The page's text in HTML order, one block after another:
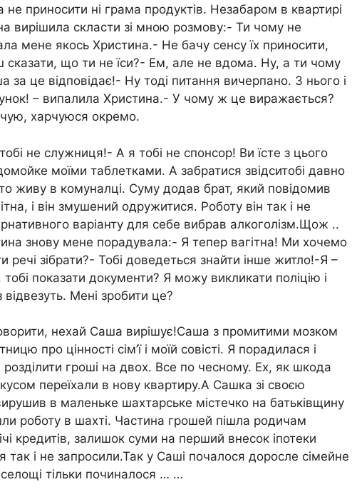
приносити ні грама продуктів. Незабаром в квартирі
вирішила скласти зі мною розмову:- Ти чому не
мене якось Христина.- Не бачу сенсу їх приносити,
що ти не їси?- Ем, але не вдома. Ну, а ти чому
це відповідає!- Ну тоді питання вичерпано. З нього і
– випалила Христина.- У чому ж це виражається?
харчуюся окремо.
не служниця!- А я тобі не спонсор! Ви їсте з цього
моїми таблетками. А забратися звідситобі давно
живу в комуналці. Суму додав брат, який повідомив
і він змушений одружитися. Роботу він так і не
варіанту для себе вибрав алкоголізм.Щож ..
знову мене порадувала:- Я тепер вагітна! Ми хочемо
зібрати?- Тобі доведеться знайти інше житло!-Я –
показати документи? Я можу викликати поліцію і
Мені зробити це?
нехай Саша вирішує!Саша з промитими мозком
про цінності сім’ї і моїй совісті. Я порадилася і
розділити гроші на двох. Все по чесному. Ех, як шкода
переїхали в нову квартиру.А Сашка зі своєю
в маленьке шахтарське містечко на батьківщину
роботу в шахті. Частина грошей пішла родичам
кредитів, залишок суми на перший внесок іпотеки
так і не запросили.Так у Саші почалося доросле сімейне
тільки починалося … …